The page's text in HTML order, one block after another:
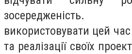
використовувати цей
та реалізації своїх